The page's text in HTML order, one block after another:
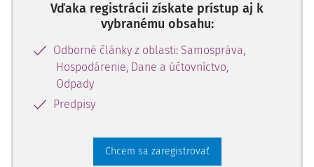
Vďaka registrácii získate prístup aj k
vybranému obsahu:
Odborné články z oblasti: Samospráva,
Hospodárenie, Dane a účtovníctvo,
Odpady
Predpisy
Chcem sa zaregistrovať